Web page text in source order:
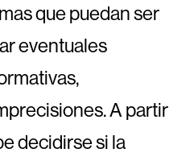
que puedan ser
eventuales
A partir
decidirse si la